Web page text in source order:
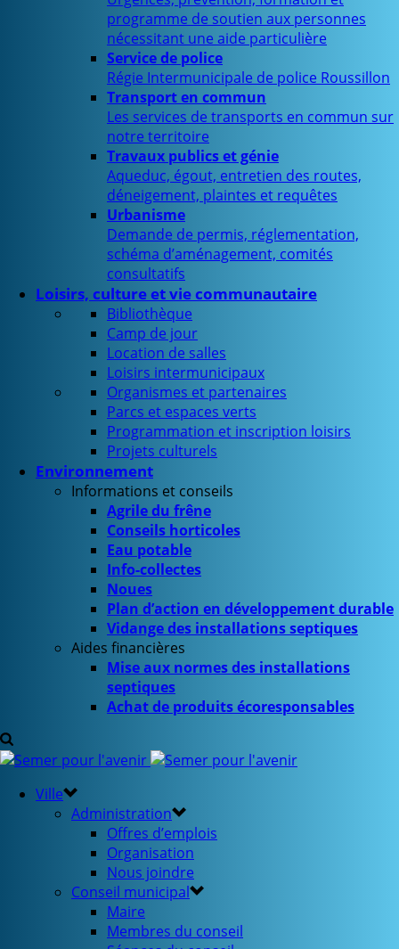
programme de soutien aux personnes
nécessitant une aide particulière
Service de police
Régie Intermunicipale de police Roussillon
Transport en commun
Les services de transports en commun sur
notre territoire
Travaux publics et génie
Aqueduc, égout, entretien des routes,
déneigement, plaintes et requêtes
Urbanisme
Demande de permis, réglementation,
schéma d’aménagement, comités
consultatifs
Loisirs, culture et vie communautaire
Bibliothèque
Camp de jour
Location de salles
Loisirs intermunicipaux
Organismes et partenaires
Parcs et espaces verts
Programmation et inscription loisirs
Projets culturels
Environnement
Informations et conseils
Agrile du frêne
Conseils horticoles
Eau potable
Info-collectes
Noues
Plan d’action en développement durable
Vidange des installations septiques
Aides financières
Mise aux normes des installations
septiques
Achat de produits écoresponsables
Ville
Administration
Offres d’emplois
Organisation
Nous joindre
Conseil municipal
Maire
Membres du conseil